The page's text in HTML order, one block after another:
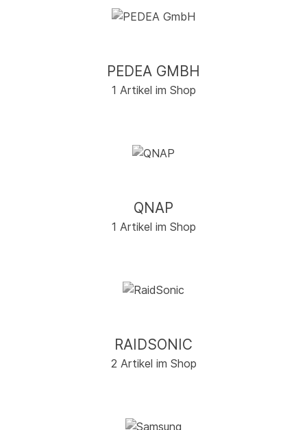
PEDEA GMBH
1 Artikel im Shop
QNAP
1 Artikel im Shop
RAIDSONIC
2 Artikel im Shop